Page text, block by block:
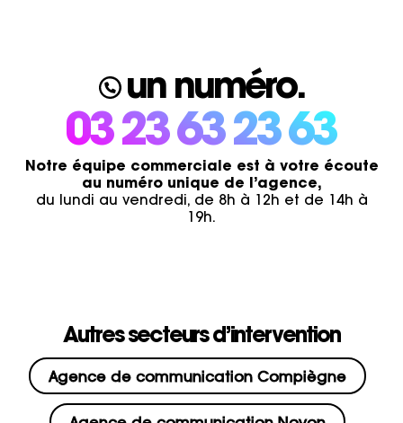
un numéro.
03 23 63 23 63
Notre équipe commerciale est à votre écoute
au numéro unique de l’agence,
du lundi au vendredi, de 8h à 12h et de 14h à
19h.
Autres secteurs d’intervention
Agence de communication Compiègne